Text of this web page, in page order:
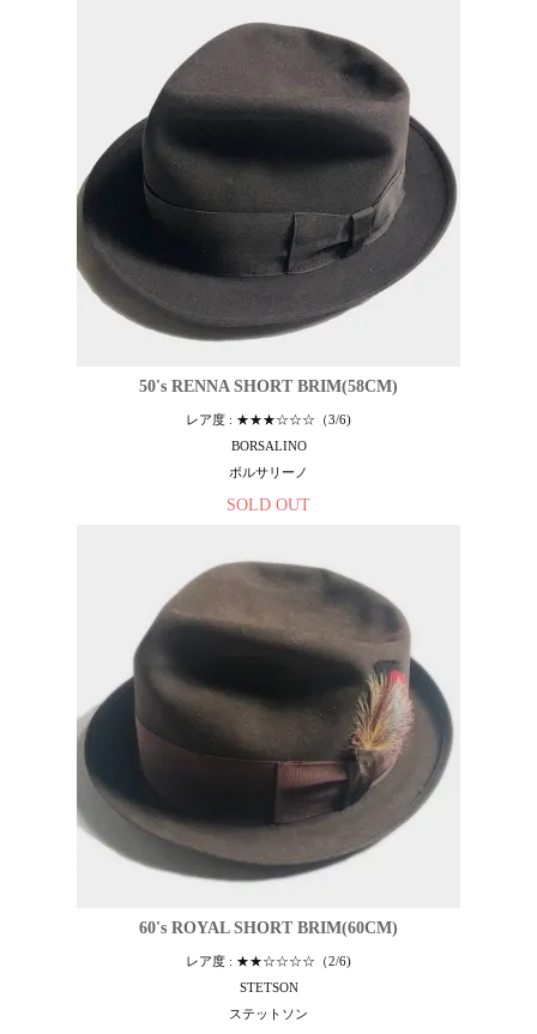
50's RENNA SHORT BRIM(58CM)
レア度 : ★★★☆☆☆（3/6)
BORSALINO
ボルサリーノ
SOLD OUT
60's ROYAL SHORT BRIM(60CM)
レア度 : ★★☆☆☆☆（2/6)
STETSON
ステットソン